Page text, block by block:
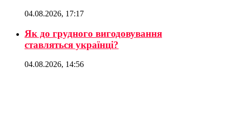
04.08.2026, 17:17
Як до грудного вигодовування
ставляться українці?
04.08.2026, 14:56